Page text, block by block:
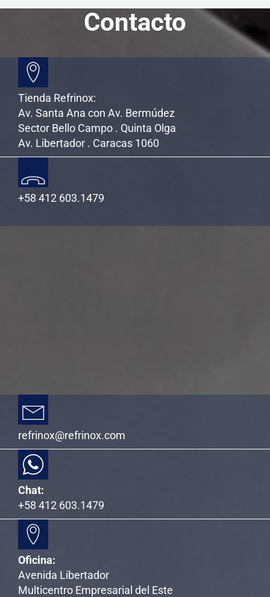
Contacto
Tienda Refrinox:
Av. Santa Ana con Av. Bermúdez
Sector Bello Campo . Quinta Olga
Av. Libertador . Caracas 1060
+58 412 603.1479
refrinox@refrinox.com
Chat:
+58 412 603.1479
Oficina:
Avenida Libertador
Multicentro Empresarial del Este